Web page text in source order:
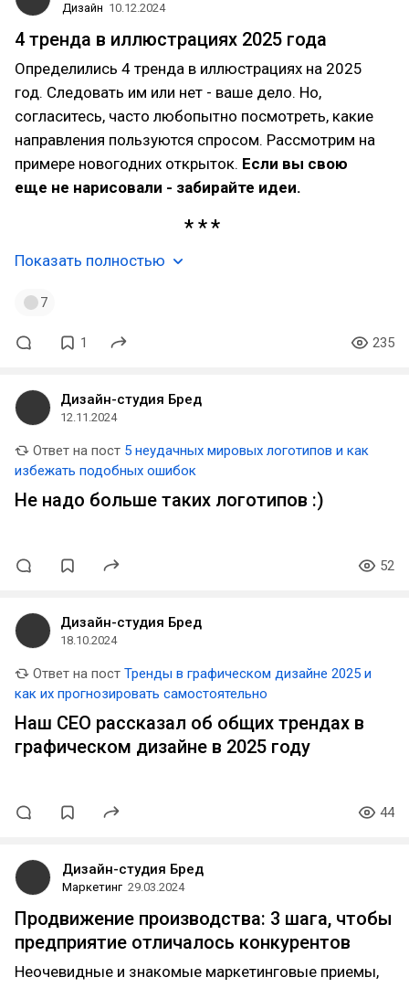
Дизайн 10.12.2024
4 тренда в иллюстрациях 2025 года
Определились 4 тренда в иллюстрациях на 2025
год. Следовать им или нет - ваше дело. Но,
согласитесь, часто любопытно посмотреть, какие
направления пользуются спросом. Рассмотрим на
примере новогодних открыток. Если вы свою
еще не нарисовали - забирайте идеи.
Показать полностью
7
1 235
Дизайн-студия Бред
12.11.2024
Ответ на пост 5 неудачных мировых логотипов и как
избежать подобных ошибок
Не надо больше таких логотипов :)
52
Дизайн-студия Бред
18.10.2024
Ответ на пост Тренды в графическом дизайне 2025 и
как их прогнозировать самостоятельно
Наш CEO рассказал об общих трендах в
графическом дизайне в 2025 году
44
Дизайн-студия Бред
Маркетинг 29.03.2024
Продвижение производства: 3 шага, чтобы
предприятие отличалось конкурентов
Неочевидные и знакомые маркетинговые приемы,